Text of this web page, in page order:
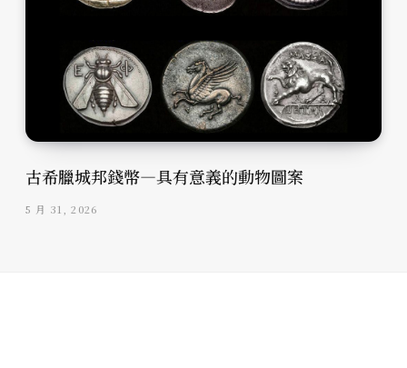
古希臘城邦錢幣—具有意義的動物圖案
5 月 31, 2026